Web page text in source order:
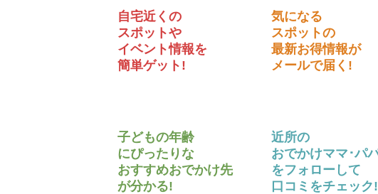
自宅近くの
スポットや
イベント情報を
簡単ゲット!
気になる
スポットの
最新お得情報が
メールで届く!
子どもの年齢
にぴったりな
おすすめおでかけ先
が分かる!
近所の
おでかけママ･パ
をフォローして
口コミをチェック!